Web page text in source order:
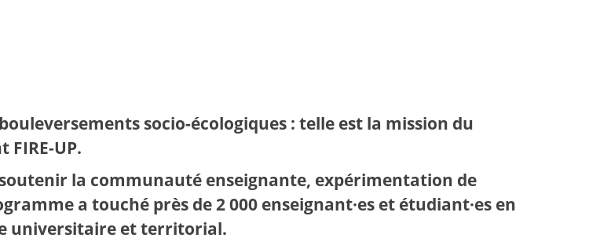
socio-écologiques : telle est la mission du
UP.
la communauté enseignante, expérimentation de
a touché près de 2 000 enseignant·es et étudiant·es en
universitaire et territorial.